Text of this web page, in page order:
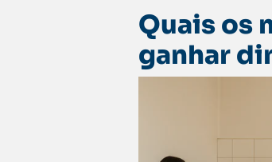
Quais os
ganhar